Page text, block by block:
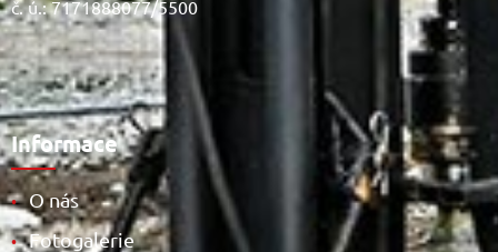
č. ú.: 7171888077/5500
Informace
• O nás
• Fotogalerie